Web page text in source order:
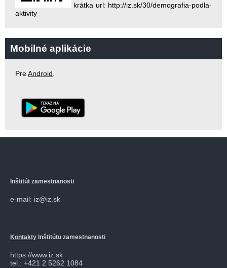
krátka url: http://iz.sk/30/demografia-podla-
aktivity
Mobilné aplikácie
PreAndroid
Inštitút zamestnanosti
e-mail: iz@iz.sk
Kontakty Inštitútu zamestnanosti
https://www.iz.sk
tel.: +421 2 5262 1084